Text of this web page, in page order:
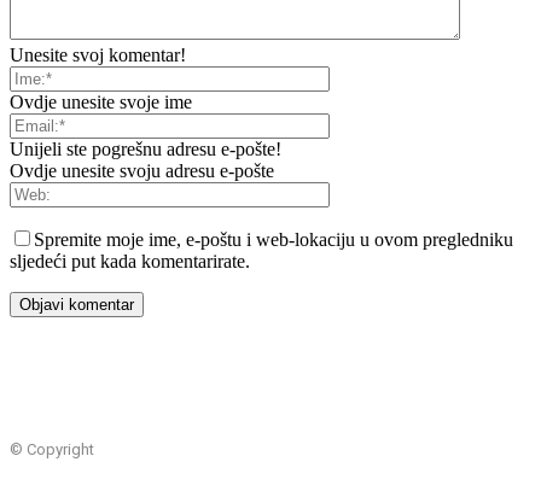
Unesite svoj komentar!
Ovdje unesite svoje ime
Unijeli ste pogrešnu adresu e-pošte!
Ovdje unesite svoju adresu e-pošte
Spremite moje ime, e-poštu i web-lokaciju u ovom pregledniku
sljedeći put kada komentarirate.
© Copyright